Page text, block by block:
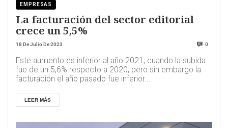
EMPRESAS
La facturación del sector editorial
crece un 5,5%
18 De Julio De 2023 0
Este aumento es inferior al año 2021, cuando la subida
fue de un 5,6% respecto a 2020, pero sin embargo la
facturación el año pasado fue inferior...
LEER MÁS